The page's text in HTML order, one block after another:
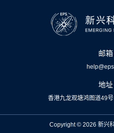
邮箱
地址
香港九龙观塘鸿图道49
Copyright © 2026 新兴